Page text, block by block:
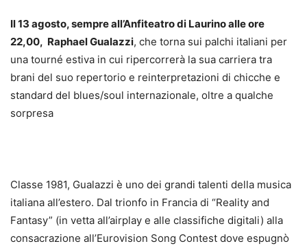
Il 13 agosto, sempre all’Anfiteatro di Laurino alle ore
22,00, Raphael Gualazzi, che torna sui palchi italiani per
una tourné estiva in cui ripercorrerà la sua carriera tra
brani del suo repertorio e reinterpretazioni di chicche e
standard del blues/soul internazionale, oltre a qualche
sorpresa
Classe 1981, Gualazzi è uno dei grandi talenti della musica
italiana all’estero. Dal trionfo in Francia di “Reality and
Fantasy” (in vetta all’airplay e alle classifiche digitali) alla
consacrazione all’Eurovision Song Contest dove espugnò